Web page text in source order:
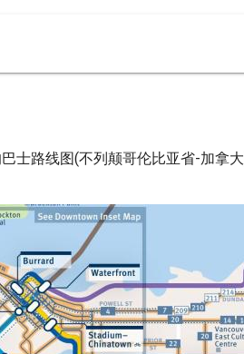
士路线图(不列颠哥伦比亚省-加拿大)